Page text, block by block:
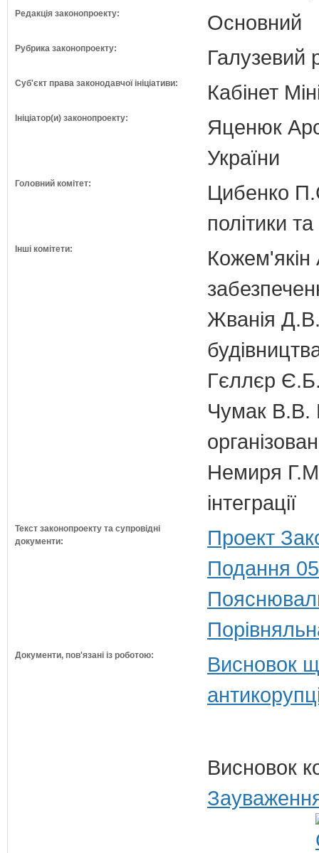
Редакція законопроекту: Основний
Рубрика законопроекту: Галузевий
Суб'єкт права законодавчої ініціативи: Кабінет
Ініціатор(и) законопроекту:
Яценюк
України
Головний комітет:
Цибенко
політики
Інші комітети:
Кожем'якін
Жванія
Гєллєр
Чумак В.В.
Немиря
інтеграції
Текст законопроекту та супровідні
документи:
Проект
Подання
Документи, пов'язані із роботою:
Висновок
Висновок